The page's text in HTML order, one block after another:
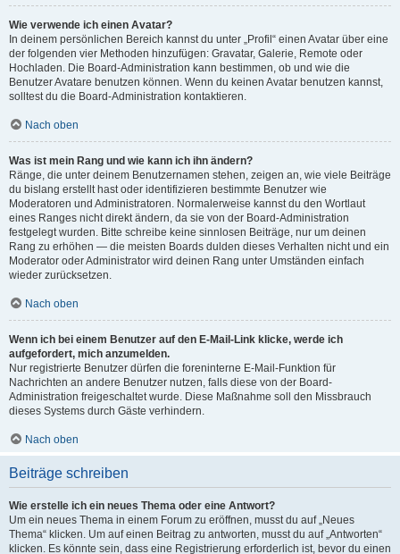
Wie verwende ich einen Avatar?
In deinem persönlichen Bereich kannst du unter „Profil“ einen Avatar über eine
der folgenden vier Methoden hinzufügen: Gravatar, Galerie, Remote oder
Hochladen. Die Board-Administration kann bestimmen, ob und wie die
Benutzer Avatare benutzen können. Wenn du keinen Avatar benutzen kannst,
solltest du die Board-Administration kontaktieren.
Nach oben
Was ist mein Rang und wie kann ich ihn ändern?
Ränge, die unter deinem Benutzernamen stehen, zeigen an, wie viele Beiträge
du bislang erstellt hast oder identifizieren bestimmte Benutzer wie
Moderatoren und Administratoren. Normalerweise kannst du den Wortlaut
eines Ranges nicht direkt ändern, da sie von der Board-Administration
festgelegt wurden. Bitte schreibe keine sinnlosen Beiträge, nur um deinen
Rang zu erhöhen — die meisten Boards dulden dieses Verhalten nicht und ein
Moderator oder Administrator wird deinen Rang unter Umständen einfach
wieder zurücksetzen.
Nach oben
Wenn ich bei einem Benutzer auf den E-Mail-Link klicke, werde ich
aufgefordert, mich anzumelden.
Nur registrierte Benutzer dürfen die foreninterne E-Mail-Funktion für
Nachrichten an andere Benutzer nutzen, falls diese von der Board-
Administration freigeschaltet wurde. Diese Maßnahme soll den Missbrauch
dieses Systems durch Gäste verhindern.
Nach oben
Beiträge schreiben
Wie erstelle ich ein neues Thema oder eine Antwort?
Um ein neues Thema in einem Forum zu eröffnen, musst du auf „Neues
Thema“ klicken. Um auf einen Beitrag zu antworten, musst du auf „Antworten“
klicken. Es könnte sein, dass eine Registrierung erforderlich ist, bevor du einen